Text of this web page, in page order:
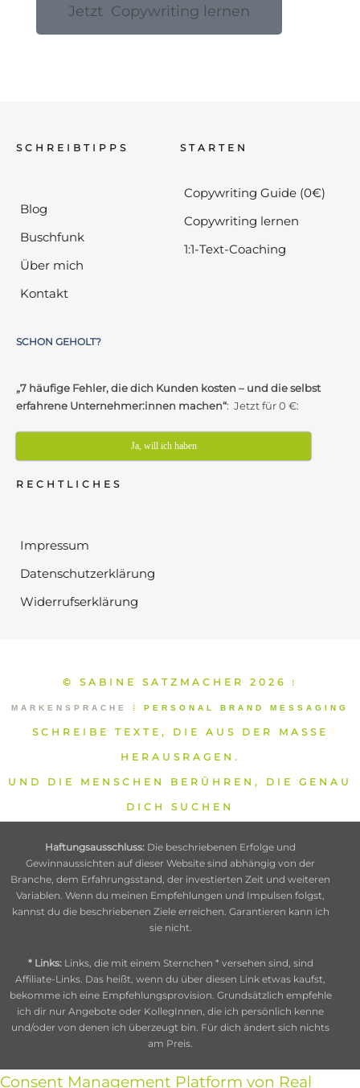
Jetzt Copywriting lernen
SCHREIBTIPPS
Blog
Buschfunk
Über mich
Kontakt
STARTEN
Copywriting Guide (0€)
Copywriting lernen
1:1-Text-Coaching
SCHON GEHOLT?
„7 häufige Fehler, die dich Kunden kosten – und die selbst
erfahrene Unternehmer:innen machen“: Jetzt für 0 €:
Ja, will ich haben
RECHTLICHES
Impressum
Datenschutzerklärung
Widerrufserklärung
© SABINE SATZMACHER 2026 ⁞
MARKENSPRACHE ⁞ PERSONAL BRAND MESSAGING
SCHREIBE TEXTE, DIE AUS DER MASSE
HERAUSRAGEN.
UND DIE MENSCHEN BERÜHREN, DIE GENAU
DICH SUCHEN
Haftungsausschluss: Die beschriebenen Erfolge und
Gewinnaussichten auf dieser Website sind abhängig von der
Branche, dem Erfahrungsstand, der investierten Zeit und weiteren
Variablen. Wenn du meinen Empfehlungen und Impulsen folgst,
kannst du die beschriebenen Ziele erreichen. Garantieren kann ich
sie nicht.
* Links:Links, die mit einem Sternchen * versehen sind, sind
Affiliate-Links. Das heißt, wenn du über diesen Link etwas kaufst,
bekomme ich eine Empfehlungsprovision. Grundsätzlich empfehle
ich dir nur Angebote oder KollegInnen, die ich persönlich kenne
und/oder von denen ich überzeugt bin. Für dich ändert sich nichts
am Preis.
Consent Management Platform von Real